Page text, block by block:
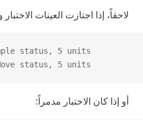
لاحقاً، إذا اجتازت العينات
status, 5 units
status, 5 units
أو إذا كان الاختبار مدمراً: